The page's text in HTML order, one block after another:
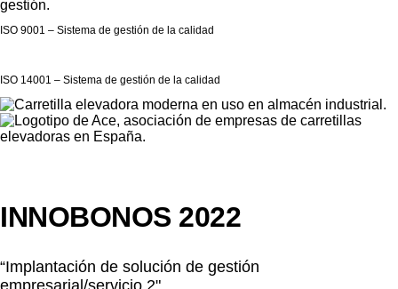
ISO 9001 – Sistema de gestión de la calidad
ISO 14001 – Sistema de gestión de la calidad
INNOBONOS 2022
“Implantación de solución de gestión
empresarial/servicio 2"